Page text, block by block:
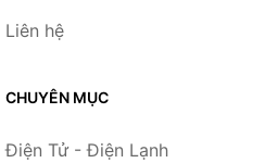
Liên hệ
CHUYÊN MỤC
Điện Tử - Điện Lạnh